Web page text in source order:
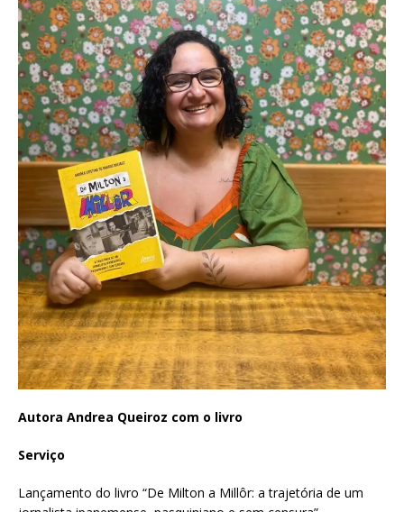
Autora Andrea Queiroz com o livro
Serviço
Lançamento do livro “De Milton a Millôr: a trajetória de um